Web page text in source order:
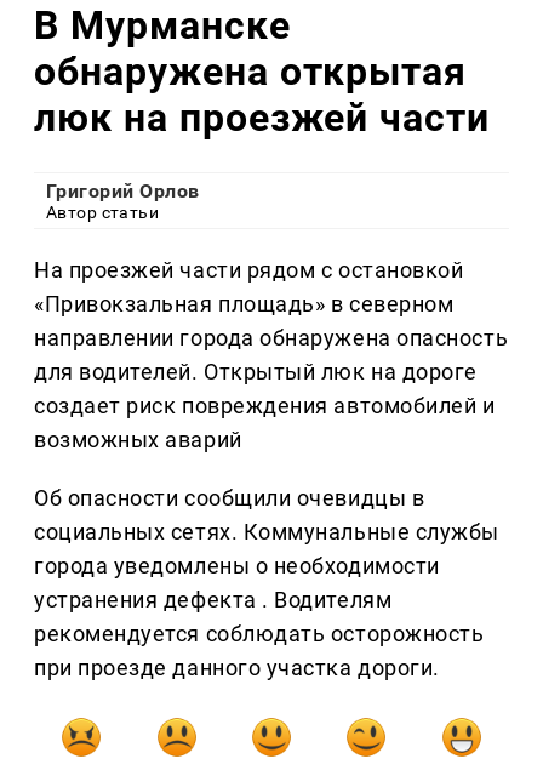
В Мурманске
обнаружена открытая
люк на проезжей части
Григорий Орлов
Автор статьи
На проезжей части рядом с остановкой
«Привокзальная площадь» в северном
направлении города обнаружена опасность
для водителей. Открытый люк на дороге
создает риск повреждения автомобилей и
возможных аварий
Об опасности сообщили очевидцы в
социальных сетях. Коммунальные службы
города уведомлены о необходимости
устранения дефекта . Водителям
рекомендуется соблюдать осторожность
при проезде данного участка дороги.